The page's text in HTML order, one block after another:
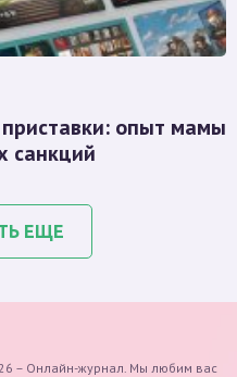
опыт мамы
санкций
ЕЩЕ
– Онлайн-журнал. Мы любим вас